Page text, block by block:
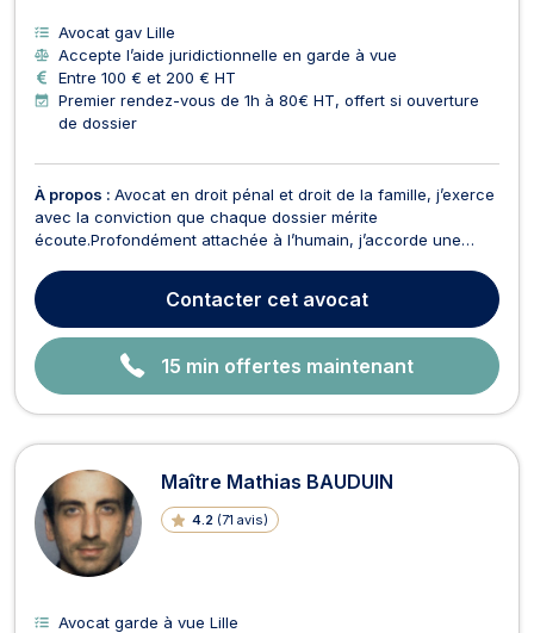
Avocat gav Lille
Accepte l’aide juridictionnelle en garde à vue
Entre 100 € et 200 € HT
Premier rendez-vous de 1h à 80€ HT, offert si ouverture
de dossier
À propos : Avocat en droit pénal et droit de la famille, j’exerce
avec la conviction que chaque dossier mérite
écoute.Profondément attachée à l’humain, j’accorde une
chaque client comprenne pleinement les enjeux de sa
situation et les solutions possibles.J'exerce principaleme...
Contacter cet avocat
15 min offertes maintenant
Maître Mathias BAUDUIN
4.2 (71 avis)
Avocat garde à vue Lille